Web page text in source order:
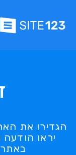
הגדירו את
יראו